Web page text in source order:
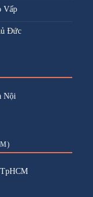
Vấp
Đức
Nội